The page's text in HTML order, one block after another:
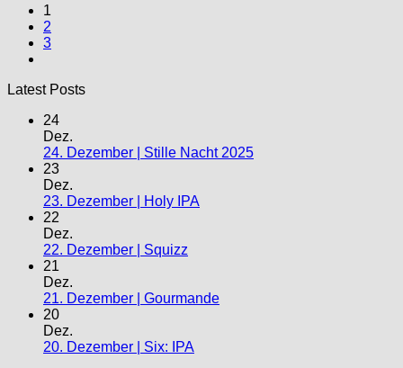
1
2
3
Latest Posts
24
Dez.
24. Dezember | Stille Nacht 2025
23
Dez.
23. Dezember | Holy IPA
22
Dez.
22. Dezember | Squizz
21
Dez.
21. Dezember | Gourmande
20
Dez.
20. Dezember | Six: IPA